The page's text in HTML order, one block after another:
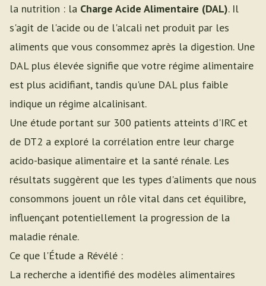
la nutrition : la Charge Acide Alimentaire (DAL). Il
s'agit de l'acide ou de l'alcali net produit par les
aliments que vous consommez après la digestion. Une
DAL plus élevée signifie que votre régime alimentaire
est plus acidifiant, tandis qu'une DAL plus faible
indique un régime alcalinisant.
Une étude portant sur 300 patients atteints d'IRC et
de DT2 a exploré la corrélation entre leur charge
acido-basique alimentaire et la santé rénale. Les
résultats suggèrent que les types d'aliments que nous
consommons jouent un rôle vital dans cet équilibre,
influençant potentiellement la progression de la
maladie rénale.
Ce que l'Étude a Révélé :
La recherche a identifié des modèles alimentaires